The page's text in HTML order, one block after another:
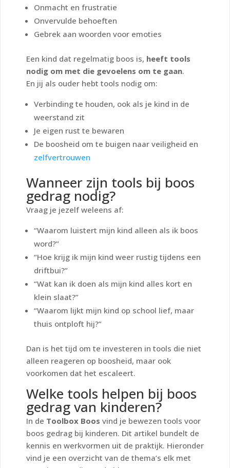
Onmacht en frustratie
Onvervulde behoeften
Gebrek aan woorden voor emoties
Een kind dat regelmatig boos is, heeft tools
nodig om met die gevoelens om te gaan.
En jij als ouder hebt tools nodig om:
Verbinding te houden, ook als je kind in de
weerstand zit
Je eigen rust te bewaren
De boosheid om te buigen naar veiligheid en
zelfvertrouwen
Wanneer zijn tools bij boos
gedrag nodig?
Vraag je jezelf weleens af:
“Waarom luistert mijn kind alleen als ik boos
word?”
“Hoe krijg ik mijn kind weer rustig tijdens een
driftbui?”
“Wat kan ik doen als mijn kind alles kort en
klein slaat?”
“Waarom lijkt mijn kind op school lief, maar
thuis ontploft hij?”
Dan is het tijd om te investeren in tools die niet
alleen reageren op boosheid, maar ook
voorkomen dat het escaleert.
Welke tools helpen bij boos
gedrag van kinderen?
In de Toolbox Boos vind je bewezen tools voor
boos gedrag bij kinderen. Dit artikel bundelt de
kennis en werkvormen uit de praktijk. Hieronder
vind je een overzicht van de thema’s elk met